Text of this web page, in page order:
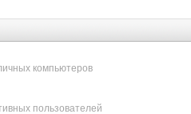
компьютеров
пользователей